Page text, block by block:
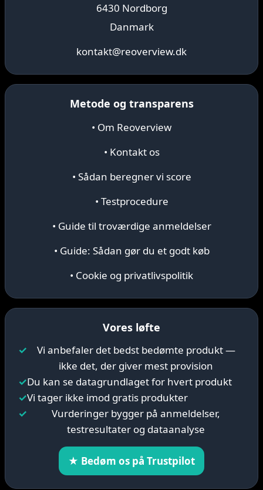
6430 Nordborg
Danmark
kontakt@reoverview.dk
Metode og transparens
• Om Reoverview
• Kontakt os
• Sådan beregner vi score
• Testprocedure
• Guide til troværdige anmeldelser
• Guide: Sådan gør du et godt køb
• Cookie og privatlivspolitik
Vores løfte
✓
Vi anbefaler det bedst bedømte produkt —
ikke det, der giver mest provision
✓Du kan se datagrundlaget for hvert produkt
✓Vi tager ikke imod gratis produkter
✓
Vurderinger bygger på anmeldelser,
testresultater og dataanalyse
★ Bedøm os på Trustpilot